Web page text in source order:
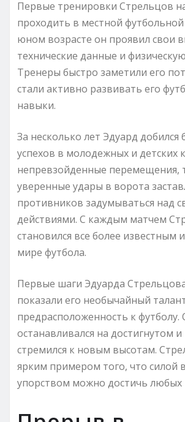
Первые тренировки Стрельцов
проходить в местной
юном возрасте он проявил свои
технические данные и
Тренеры быстро заметили его
стали активно развивать его
навыки.
За несколько лет Эдуард добился
успехов в молодежных и детских
непревзойденные перемещения,
уверенные удары в ворота
противников задумываться над
действиями. С каждым матчем
становился все более известным
мире футбола.
Первые шаги Эдуарда
показали его необычайный
предрасположенность к футболу.
останавливался на достигнутом и
стремился к новым высотам.
ярким примером того, что силой
упорством можно достичь любых